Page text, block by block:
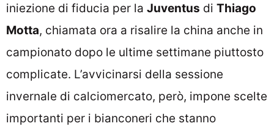
iniezione di fiducia per la Juventus di Thiago
Motta, chiamata ora a risalire la china anche in
campionato dopo le ultime settimane piuttosto
complicate. L’avvicinarsi della sessione
invernale di calciomercato, però, impone scelte
importanti per i bianconeri che stanno